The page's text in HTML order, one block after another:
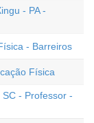
- PA -
- Barreiros
Física
- Professor -